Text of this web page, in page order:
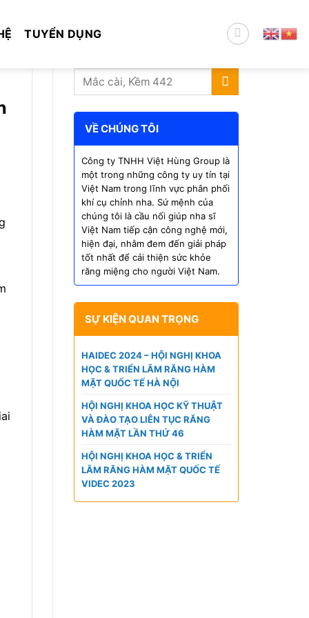
TUYỂN DỤNG
VỀ CHÚNG TÔI
Công ty TNHH Việt Hùng Group là
một trong những công ty uy tín tại
Việt Nam trong lĩnh vực phân phối
khí cụ chỉnh nha. Sứ mệnh của
chúng tôi là cầu nối giúp nha sĩ
Việt Nam tiếp cận công nghệ mới,
hiện đại, nhằm đem đến giải pháp
tốt nhất để cải thiện sức khỏe
răng miệng cho người Việt Nam.
SỰ KIỆN QUAN TRỌNG
HAIDEC 2024 – HỘI NGHỊ KHOA
HỌC & TRIỂN LÃM RĂNG HÀM
MẶT QUỐC TẾ HÀ NỘI
HỘI NGHỊ KHOA HỌC KỸ THUẬT
VÀ ĐÀO TẠO LIÊN TỤC RĂNG
HÀM MẶT LẦN THỨ 46
HỘI NGHỊ KHOA HỌC & TRIỂN
LÃM RĂNG HÀM MẶT QUỐC TẾ
VIDEC 2023